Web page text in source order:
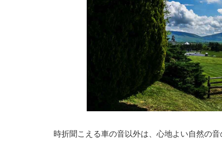
時折聞こえる車の音以外は、心地よい自然の音